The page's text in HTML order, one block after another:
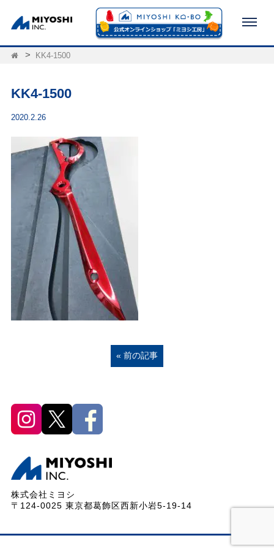
KK4-1500
KK4-1500
2020.2.26
« 前の記事
株式会社ミヨシ
〒124-0025 東京都葛飾区西新小岩5-19-14